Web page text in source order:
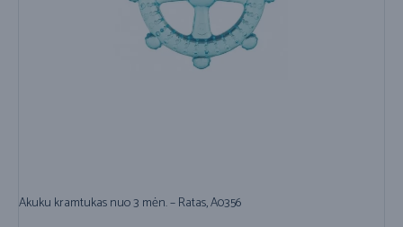
Akuku kramtukas nuo 3 mėn. – Ratas, A0356